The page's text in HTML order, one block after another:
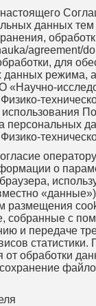
данных
agreement/
для
режима,
«Научно-
персональных
о
размещения
с
и передаче
от обработки